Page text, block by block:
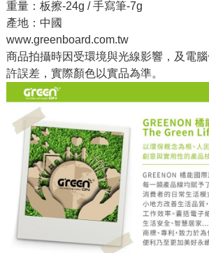
重量：板擦-24g / 手寫筆-7g
產地：中國
www.greenboard.com.tw
商品拍攝時因受環境與光線影響，及電
許誤差，實際顏色以實品為準。